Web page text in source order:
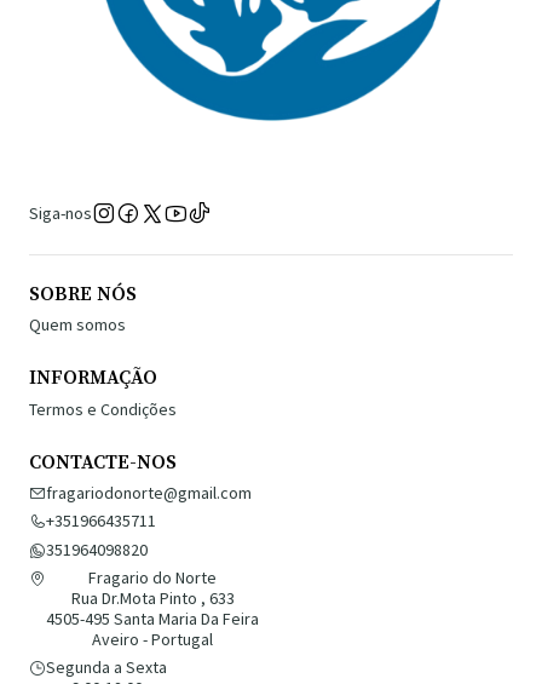
Siga-nos
SOBRE NÓS
Quem somos
INFORMAÇÃO
Termos e Condições
CONTACTE-NOS
fragariodonorte@gmail.com
+351966435711
351964098820
Fragario do Norte
Rua Dr.Mota Pinto , 633
4505-495 Santa Maria Da Feira
Aveiro - Portugal
Segunda a Sexta